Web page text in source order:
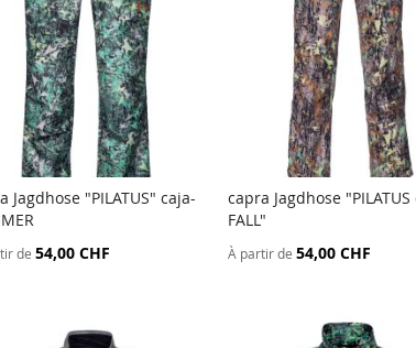
au panier
AJOUTER
COMPARATEUR
Jagdhose "PILATUS" caja-
de 54,00 CHF
Ajouter au panier
capra Jagdhose "PILATUS
FALL"
À partir de 54,00 CHF